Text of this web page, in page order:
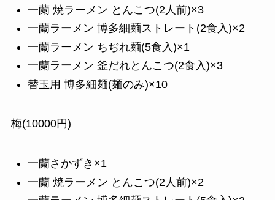
一蘭 焼ラーメン とんこつ(2人前)×3
一蘭ラーメン 博多細麺ストレート(2食入)×2
一蘭ラーメン ちぢれ麺(5食入)×1
一蘭ラーメン 釜だれとんこつ(2食入)×3
替玉用 博多細麺(麺のみ)×10
梅(10000円)
一蘭さかずき×1
一蘭 焼ラーメン とんこつ(2人前)×2